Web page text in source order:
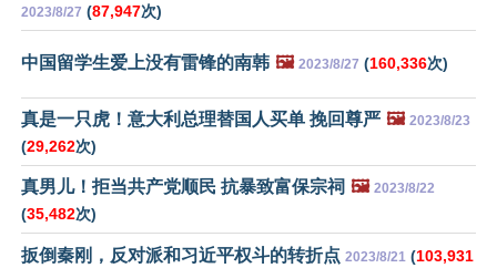
2023/8/27 (87,947次)
中国留学生爱上没有雷锋的南韩 🖼️ 2023/8/27 (160,336次)
真是一只虎！意大利总理替国人买单 挽回尊严 🖼️ 2023/8/23
(29,262次)
真男儿！拒当共产党顺民 抗暴致富保宗祠 🖼️ 2023/8/22
(35,482次)
扳倒秦刚，反对派和习近平权斗的转折点 2023/8/21 (103,931